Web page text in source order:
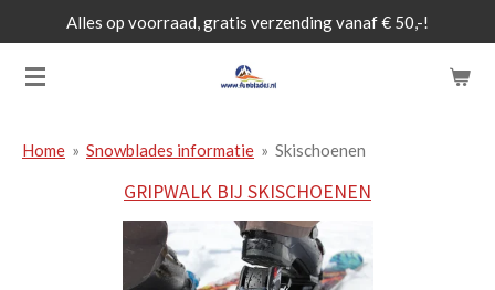
direct
naar
Alles op voorraad, gratis verzending vanaf € 50,-!
Home » Snowblades informatie » Skischoenen
GRIPWALK BIJ SKISCHOENEN